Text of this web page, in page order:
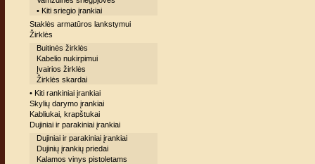
• Kiti sriegio įrankiai
Staklės armatūros lankstymui
Žirklės
Buitinės žirklės
Kabelio nukirpimui
Įvairios žirklės
Žirklės skardai
• Kiti rankiniai įrankiai
Skylių darymo įrankiai
Kabliukai, krapštukai
Dujiniai ir parakiniai įrankiai
Dujiniai ir parakiniai įrankiai
Dujinių įrankių priedai
Kalamos vinys pistoletams